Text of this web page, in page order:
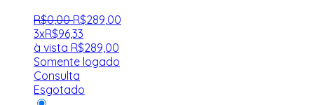
R$0,00 R$289,00
3xR$96,33
à vista R$289,00
Somente logado
Consulta
Esgotado